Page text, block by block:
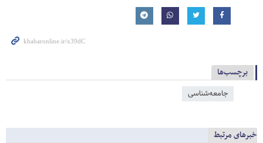
برچسب‌ها
جامعه‌شناسی
خبرهای مرتبط